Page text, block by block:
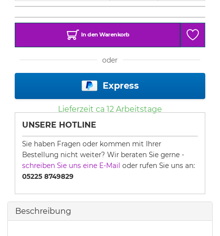
In den Warenkorb
oder
Express
Lieferzeit ca 12 Arbeitstage
UNSERE HOTLINE
Sie haben Fragen oder kommen mit Ihrer
Bestellung nicht weiter? Wir beraten Sie gerne -
schreiben Sie uns eine E-Mail oder rufen Sie uns an:
05225 8749829
Beschreibung